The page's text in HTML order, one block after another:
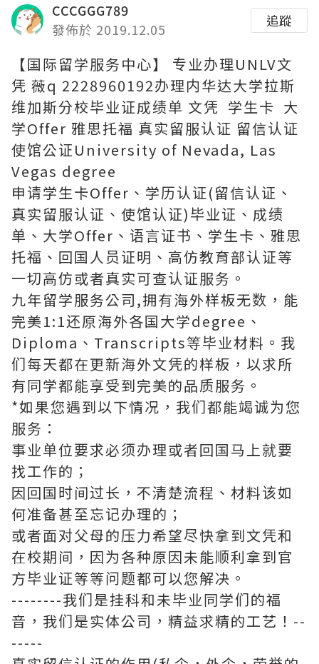
CCCGGG789
發佈於 2019.12.05
追蹤
【国际留学服务中心】 专业办理UNLV文
凭 薇q 2228960192办理内华达大学拉斯
维加斯分校毕业证成绩单 文凭 学生卡 大
学Offer 雅思托福 真实留服认证 留信认证
使馆公证University of Nevada, Las
Vegas degree
申请学生卡Offer、学历认证(留信认证、
真实留服认证、使馆认证)毕业证、成绩
单、大学Offer、语言证书、学生卡、雅思
托福、回国人员证明、高仿教育部认证等
一切高仿或者真实可查认证服务。
九年留学服务公司,拥有海外样板无数，能
完美1:1还原海外各国大学degree、
Diploma、Transcripts等毕业材料。我
们每天都在更新海外文凭的样板，以求所
有同学都能享受到完美的品质服务。
*如果您遇到以下情况，我们都能竭诚为您
服务：
事业单位要求必须办理或者回国马上就要
找工作的；
因回国时间过长，不清楚流程、材料该如
何准备甚至忘记办理的；
或者面对父母的压力希望尽快拿到文凭和
在校期间，因为各种原因未能顺利拿到官
方毕业证等等问题都可以您解决。
--------我们是挂科和未毕业同学们的福
音，我们是实体公司，精益求精的工艺！--
-----